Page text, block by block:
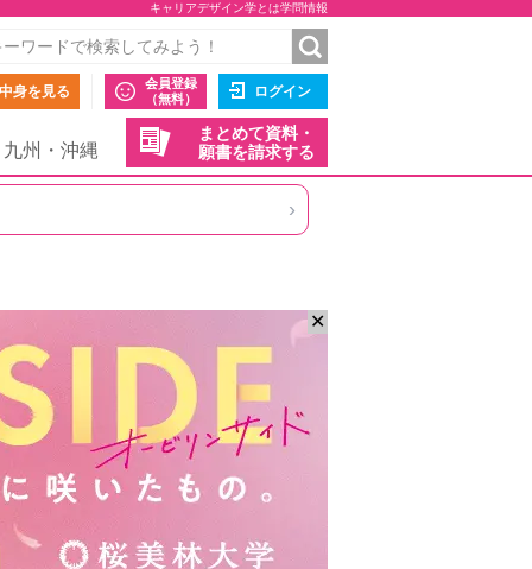
キャリアデザイン学とは学問情報
身を見る
会員登録
（無料）
ログイン
まとめて資料・
願書を請求する
九州・沖縄
›
✕